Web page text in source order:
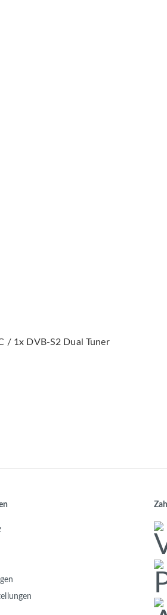
/ 1x DVB-S2 Dual Tuner